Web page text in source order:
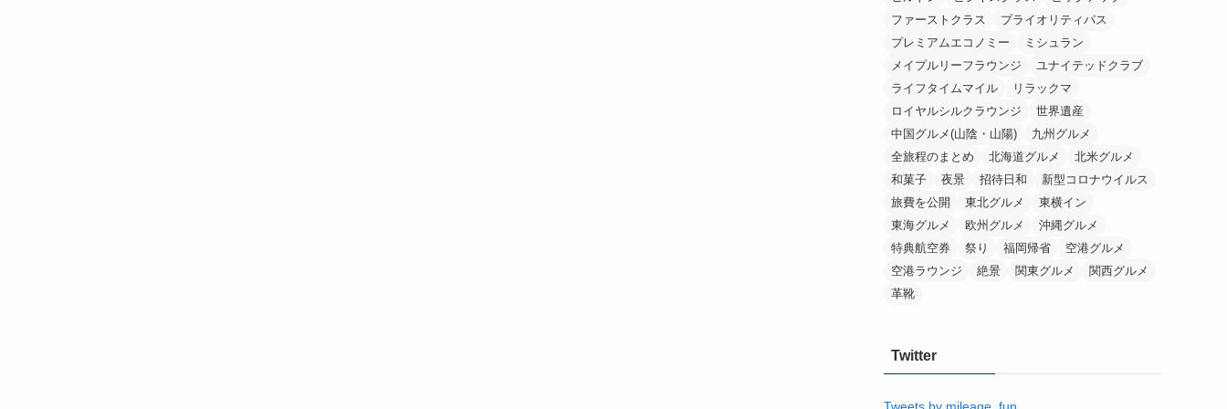
ファーストクラス
プライオリティパス
プレミアムエコノミー
ミシュラン
メイプルリーフラウンジ
ユナイテッドクラブ
ライフタイムマイル
リラックマ
ロイヤルシルクラウンジ
世界遺産
中国グルメ(山陰・山陽)
九州グルメ
全旅程のまとめ
北海道グルメ
北米グルメ
和菓子
夜景 招待日和
新型コロナウイルス
旅費を公開
東北グルメ
東横イン
東海グルメ
欧州グルメ
沖縄グルメ
特典航空券
祭り 福岡帰省
空港グルメ
空港ラウンジ
絶景 関東グルメ
関西グルメ
革靴
Twitter